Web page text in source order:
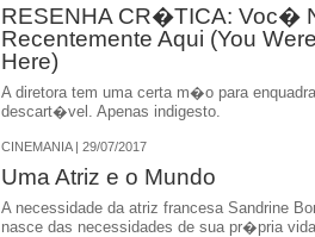
RESENHA CR�TICA: Voc�
Recentemente Aqui (You
Here)
A diretora tem uma certa m�o para
descart�vel. Apenas indigesto.
CINEMANIA | 29/07/2017
Uma Atriz e o Mundo
A necessidade da atriz francesa Sandrine
nasce das necessidades de sua pr�pria vida